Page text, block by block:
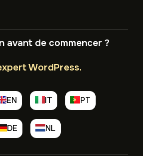
avant de commencer ?
WordPress.
EN IT PT
DE NL